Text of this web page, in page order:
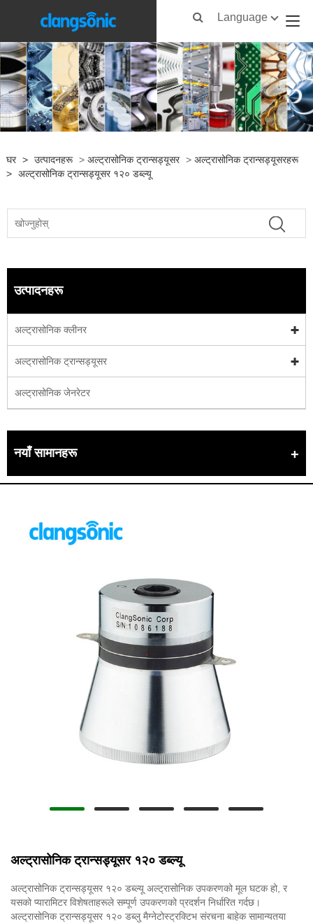
Language
घर > उत्पादनहरू > अल्ट्रासोनिक ट्रान्सड्यूसर > अल्ट्रासोनिक ट्रान्सड्यूसरहरू
> अल्ट्रासोनिक ट्रान्सड्यूसर १२० डब्ल्यू
उत्पादनहरू
अल्ट्रासोनिक क्लीनर
अल्ट्रासोनिक ट्रान्सड्यूसर
अल्ट्रासोनिक जेनरेटर
नयाँ सामानहरू
अल्ट्रासोनिक ट्रान्सड्यूसर १२० डब्ल्यू
अल्ट्रासोनिक ट्रान्सड्यूसर १२० डब्ल्यू अल्ट्रासोनिक उपकरणको मूल घटक हो, र
यसको प्यारामिटर विशेषताहरूले सम्पूर्ण उपकरणको प्रदर्शन निर्धारित गर्दछ।
अल्ट्रासोनिक ट्रान्सड्यूसर १२० डब्लु मैग्नेटोस्ट्रक्टिभ संरचना बाहेक सामान्यतया